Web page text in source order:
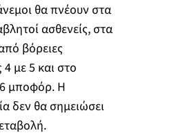
θα πνέουν στα
ασθενείς, στα
βόρειες
4 με 5 και στο
μποφόρ. Η
δεν θα σημειώσει